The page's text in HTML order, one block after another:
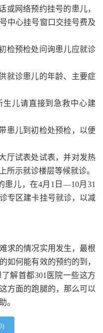
或网络预约挂号的患儿，
中心挂号窗口交挂号费及
检预检处问询患儿应就诊
就诊患儿的年龄、主要症
生儿请直接到急救中心建
患儿到初检处预检，以便
厅试表处试表，并对发热
所示就诊楼层等候就诊。
患儿，在4月1日—10月31
专区建卡挂号就诊，以减
求的情况实用发生，最根
如何能有效的预约的到，
解首都301医院一些这方
方面的跑腿的，那么可以
。
)